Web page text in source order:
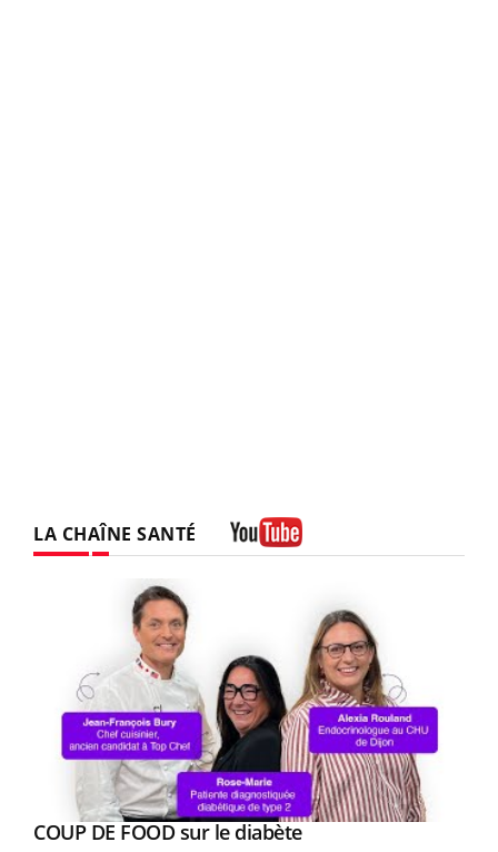
LA CHAÎNE SANTÉ
Youtube
COUP DE FOOD sur le diabèteYoutube